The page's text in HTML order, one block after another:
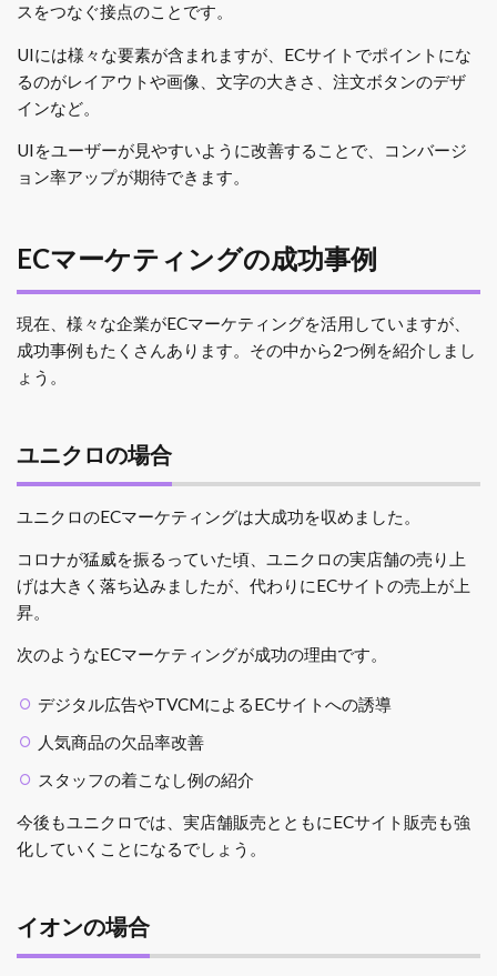
スをつなぐ接点のことです。
UIには様々な要素が含まれますが、ECサイトでポイントにな
るのがレイアウトや画像、文字の大きさ、注文ボタンのデザ
インなど。
UIをユーザーが見やすいように改善することで、コンバージ
ョン率アップが期待できます。
ECマーケティングの成功事例
現在、様々な企業がECマーケティングを活用していますが、
成功事例もたくさんあります。その中から2つ例を紹介しまし
ょう。
ユニクロの場合
ユニクロのECマーケティングは大成功を収めました。
コロナが猛威を振るっていた頃、ユニクロの実店舗の売り上
げは大きく落ち込みましたが、代わりにECサイトの売上が上
昇。
次のようなECマーケティングが成功の理由です。
デジタル広告やTVCMによるECサイトへの誘導
人気商品の欠品率改善
スタッフの着こなし例の紹介
今後もユニクロでは、実店舗販売とともにECサイト販売も強
化していくことになるでしょう。
イオンの場合